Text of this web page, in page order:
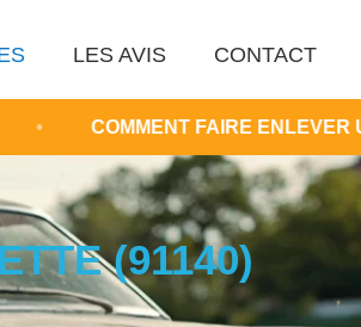
LES AVIS CONTACT
FAIRE ENLEVER UNE EPAVE
(91140)